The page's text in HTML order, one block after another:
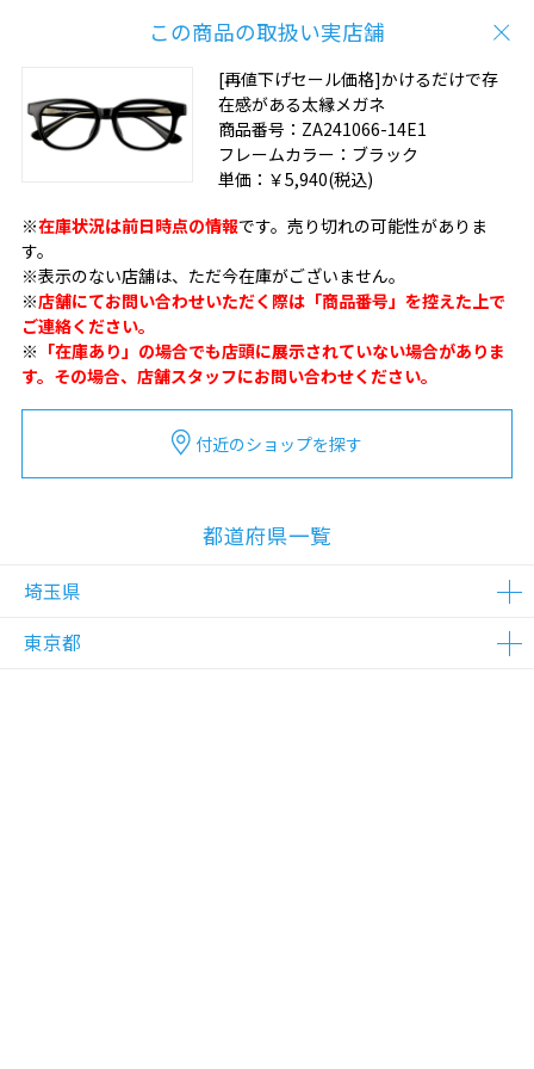
この商品の取扱い実店舗
[再値下げセール価格]かけるだけで存
在感がある太縁メガネ
商品番号： ZA241066-14E1
フレームカラー： ブラック
単価： ￥5,940(税込)
※在庫状況は前日時点の情報です。売り切れの可能性がありま
す。
※表示のない店舗は、ただ今在庫がございません。
※店舗にてお問い合わせいただく際は「商品番号」を控えた上で
ご連絡ください。
※ 「在庫あり」の場合でも店頭に展示されていない場合がありま
す。その場合、店舗スタッフにお問い合わせください。
付近のショップを探す
都道府県一覧
埼玉県
東京都